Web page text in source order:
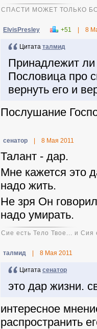
СПАСТИ МОЖЕТ ТОЛЬКО
ElvisPresley +51 8
Цитата талмид
Принадлежит ли
Пословица про
вернуть его и
Послушание
ceнaтop 8 Мая 2011
Талант - дар.
Мне кажется это
надо жить.
Не зря Он
надо умирать.
Сие есть Тело Твое... и Сия
талмид 8 Мая 2011
Цитата ceнaтop
это дар жизни.
интересное
распространить